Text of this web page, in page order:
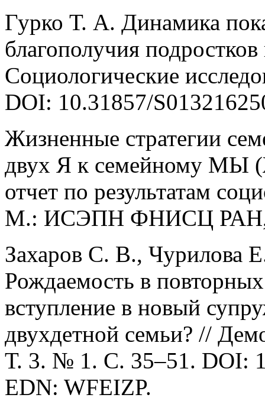
Гурко Т. А. Динамика
благополучия
Социологические
DOI: 10.31857/
Жизненные стратегии
двух Я к семейному МЫ
отчет по результатам
М.: ИСЭПН ФНИСЦ РАН,
Захаров С. В., Чурилова
Рождаемость в
вступление в новый
двухдетной семьи? //
Т. 3. № 1. C. 35–51. DOI:
EDN: WFEIZP.